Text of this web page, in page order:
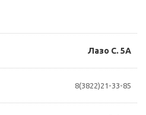
Лазо С. 5А
8(3822)21-33-85